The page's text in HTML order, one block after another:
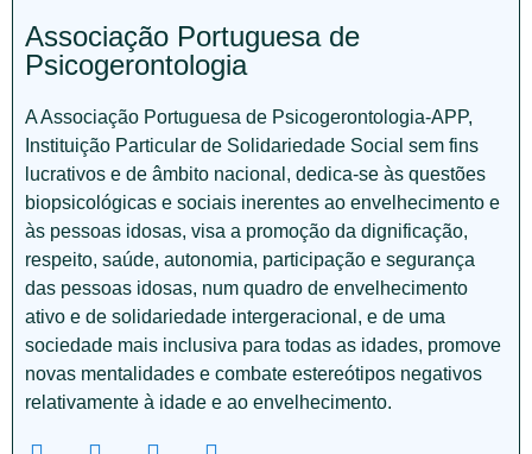
Associação Portuguesa de
Psicogerontologia
A Associação Portuguesa de Psicogerontologia-APP,
Instituição Particular de Solidariedade Social sem fins
lucrativos e de âmbito nacional, dedica-se às questões
biopsicológicas e sociais inerentes ao envelhecimento e
às pessoas idosas, visa a promoção da dignificação,
respeito, saúde, autonomia, participação e segurança
das pessoas idosas, num quadro de envelhecimento
ativo e de solidariedade intergeracional, e de uma
sociedade mais inclusiva para todas as idades, promove
novas mentalidades e combate estereótipos negativos
relativamente à idade e ao envelhecimento.